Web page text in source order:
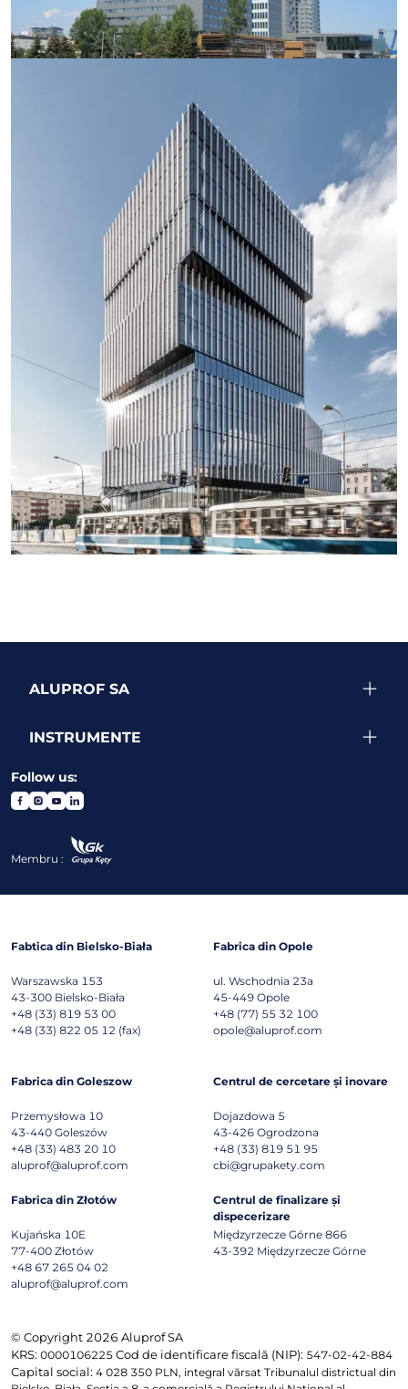
SEE MORE PROJECTS
ALUPROF SA
INSTRUMENTE
Follow us:
Membru :
Fabtica din Bielsko-Biała
Warszawska 153
43-300 Bielsko-Biała
+48 (33) 819 53 00
+48 (33) 822 05 12 (fax)
Fabrica din Opole
ul. Wschodnia 23a
45-449 Opole
+48 (77) 55 32 100
opole@aluprof.com
Fabrica din Goleszow
Przemysłowa 10
43-440 Goleszów
+48 (33) 483 20 10
aluprof@aluprof.com
Centrul de cercetare și inovare
Dojazdowa 5
43-426 Ogrodzona
+48 (33) 819 51 95
cbi@grupakety.com
Fabrica din Złotów
Kujańska 10E
77-400 Złotów
+48 67 265 04 02
aluprof@aluprof.com
Centrul de finalizare și
dispecerizare
Międzyrzecze Górne 866
43-392 Międzyrzecze Górne
© Copyright 2026 Aluprof SA
KRS: 0000106225 Cod de identificare fiscală (NIP): 547-02-42-884
Capital social: 4 028 350 PLN, integral vărsat Tribunalul districtual din